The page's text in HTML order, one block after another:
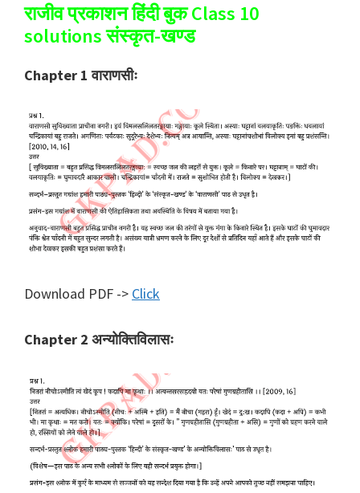
राजीव प्रकाशन हिंदी बुक Class 10
solutions संस्कृत-खण्ड
Chapter 1 वाराणसीः
Download PDF -> Click
Chapter 2 अन्योक्तिविलासः